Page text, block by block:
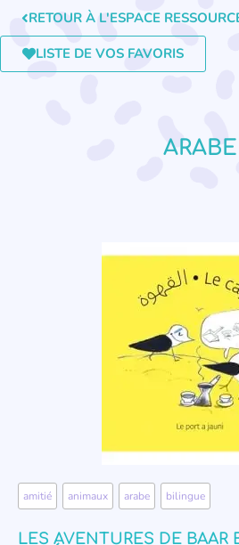
RETOUR À L'ESPACE
LISTE DE VOS FAVORIS
ARABE
amitié animaux arabe bilingue
LES AVENTURES DE BAAR